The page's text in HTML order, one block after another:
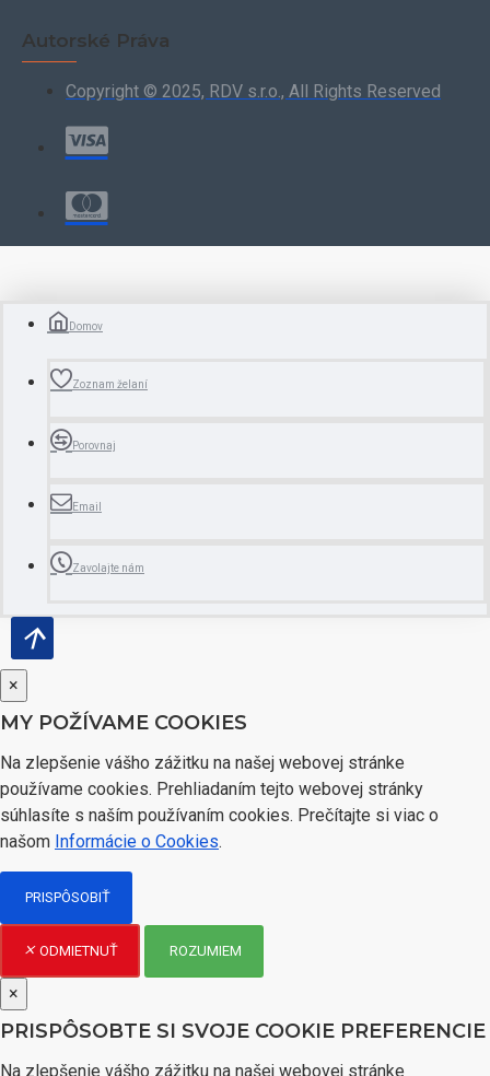
Autorské Práva
Copyright © 2025, RDV s.r.o., All Rights Reserved
Domov
Zoznam želaní
Porovnaj
Email
Zavolajte nám
×
MY POŽÍVAME COOKIES
Na zlepšenie vášho zážitku na našej webovej stránke
používame cookies. Prehliadaním tejto webovej stránky
súhlasíte s naším používaním cookies. Prečítajte si viac o
našom Informácie o Cookies.
PRISPÔSOBIŤ
ODMIETNUŤ ROZUMIEM
×
PRISPÔSOBTE SI SVOJE COOKIE PREFERENCIE
Na zlepšenie vášho zážitku na našej webovej stránke